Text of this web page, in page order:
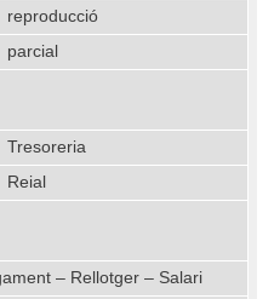
reproducció
parcial
Tresoreria
Reial
– Rellotger – Salari